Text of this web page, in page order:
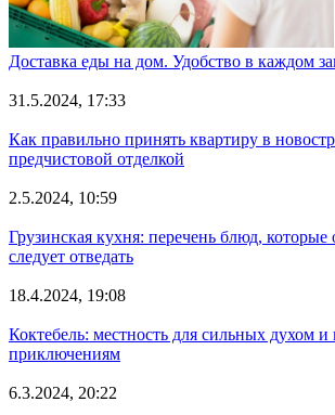
Доставка еды на дом. Удобство в каждом
31.5.2024, 17:33
Как правильно принять квартиру в
предчистовой отделкой
2.5.2024, 10:59
Грузинская кухня: перечень блюд, которые
следует отведать
18.4.2024, 19:08
Коктебель: местность для сильных духом и
приключениям
6.3.2024, 20:22